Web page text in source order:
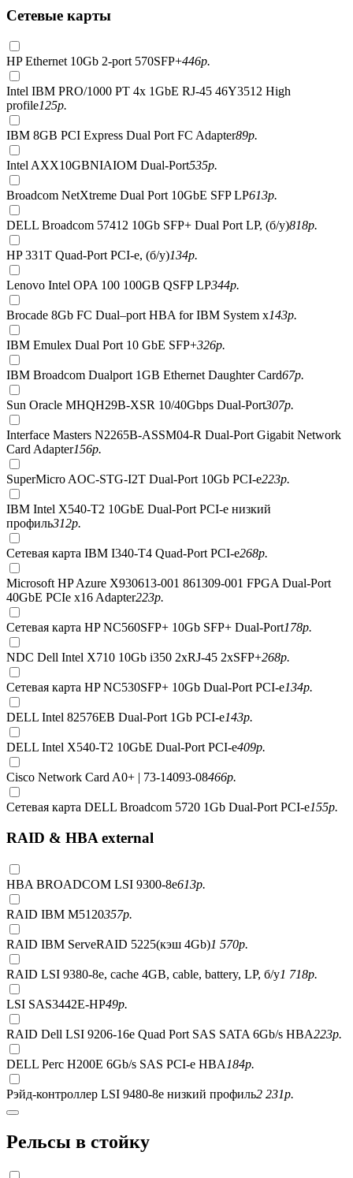
Сетевые карты
HP Ethernet 10Gb 2-port 570SFP+446р.
Intel IBM PRO/1000 PT 4x 1GbE RJ-45 46Y3512 High
profile125р.
IBM 8GB PCI Express Dual Port FC Adapter89р.
Intel AXX10GBNIAIOM Dual-Port535р.
Broadcom NetXtreme Dual Port 10GbE SFP LP613р.
DELL Broadcom 57412 10Gb SFP+ Dual Port LP, (б/у)818р.
HP 331T Quad-Port PCI-e, (б/у)134р.
Lenovo Intel OPA 100 100GB QSFP LP344р.
Brocade 8Gb FC Dual–port HBA for IBM System x143р.
IBM Emulex Dual Port 10 GbE SFP+326р.
IBM Broadcom Dualport 1GB Ethernet Daughter Card67р.
Sun Oracle MHQH29B-XSR 10/40Gbps Dual-Port307р.
Interface Masters N2265B-ASSM04-R Dual-Port Gigabit Network
Card Adapter156р.
SuperMicro AOC-STG-I2T Dual-Port 10Gb PCI-e223р.
IBM Intel X540-T2 10GbE Dual-Port PCI-e низкий
профиль312р.
Сетевая карта IBM I340-T4 Quad-Port PCI-e268р.
Microsoft HP Azure X930613-001 861309-001 FPGA Dual-Port
40GbE PCIe x16 Adapter223р.
Сетевая карта HP NC560SFP+ 10Gb SFP+ Dual-Port178р.
NDC Dell Intel X710 10Gb i350 2xRJ-45 2xSFP+268р.
Сетевая карта HP NC530SFP+ 10Gb Dual-Port PCI-e134р.
DELL Intel 82576EB Dual-Port 1Gb PCI-e143р.
DELL Intel X540-T2 10GbE Dual-Port PCI-e409р.
Cisco Network Card A0+ | 73-14093-08466р.
Сетевая карта DELL Broadcom 5720 1Gb Dual-Port PCI-e155р.
RAID & HBA external
HBA BROADCOM LSI 9300-8e613р.
RAID IBM M5120357р.
RAID IBM ServeRAID 5225(кэш 4Gb)1 570р.
RAID LSI 9380-8e, сache 4GB, cable, battery, LP, б/у1 718р.
LSI SAS3442E-HP49р.
RAID Dell LSI 9206-16e Quad Port SAS SATA 6Gb/s HBA223р.
DELL Perc H200E 6Gb/s SAS PCI-e HBA 184р.
Рэйд-контроллер LSI 9480-8e низкий профиль2 231р.
Рельсы в стойку